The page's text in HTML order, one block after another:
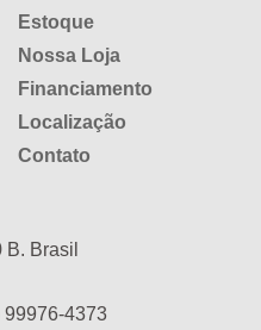
Estoque
Nossa Loja
Financiamento
Localização
Contato
Brasil
99976-4373